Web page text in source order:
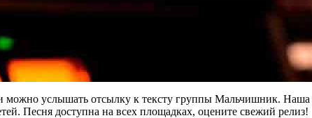
можно услышать отсылку к тексту группы Мальчишник. Наша
Песня доступна на всех площадках, оцените свежий релиз!